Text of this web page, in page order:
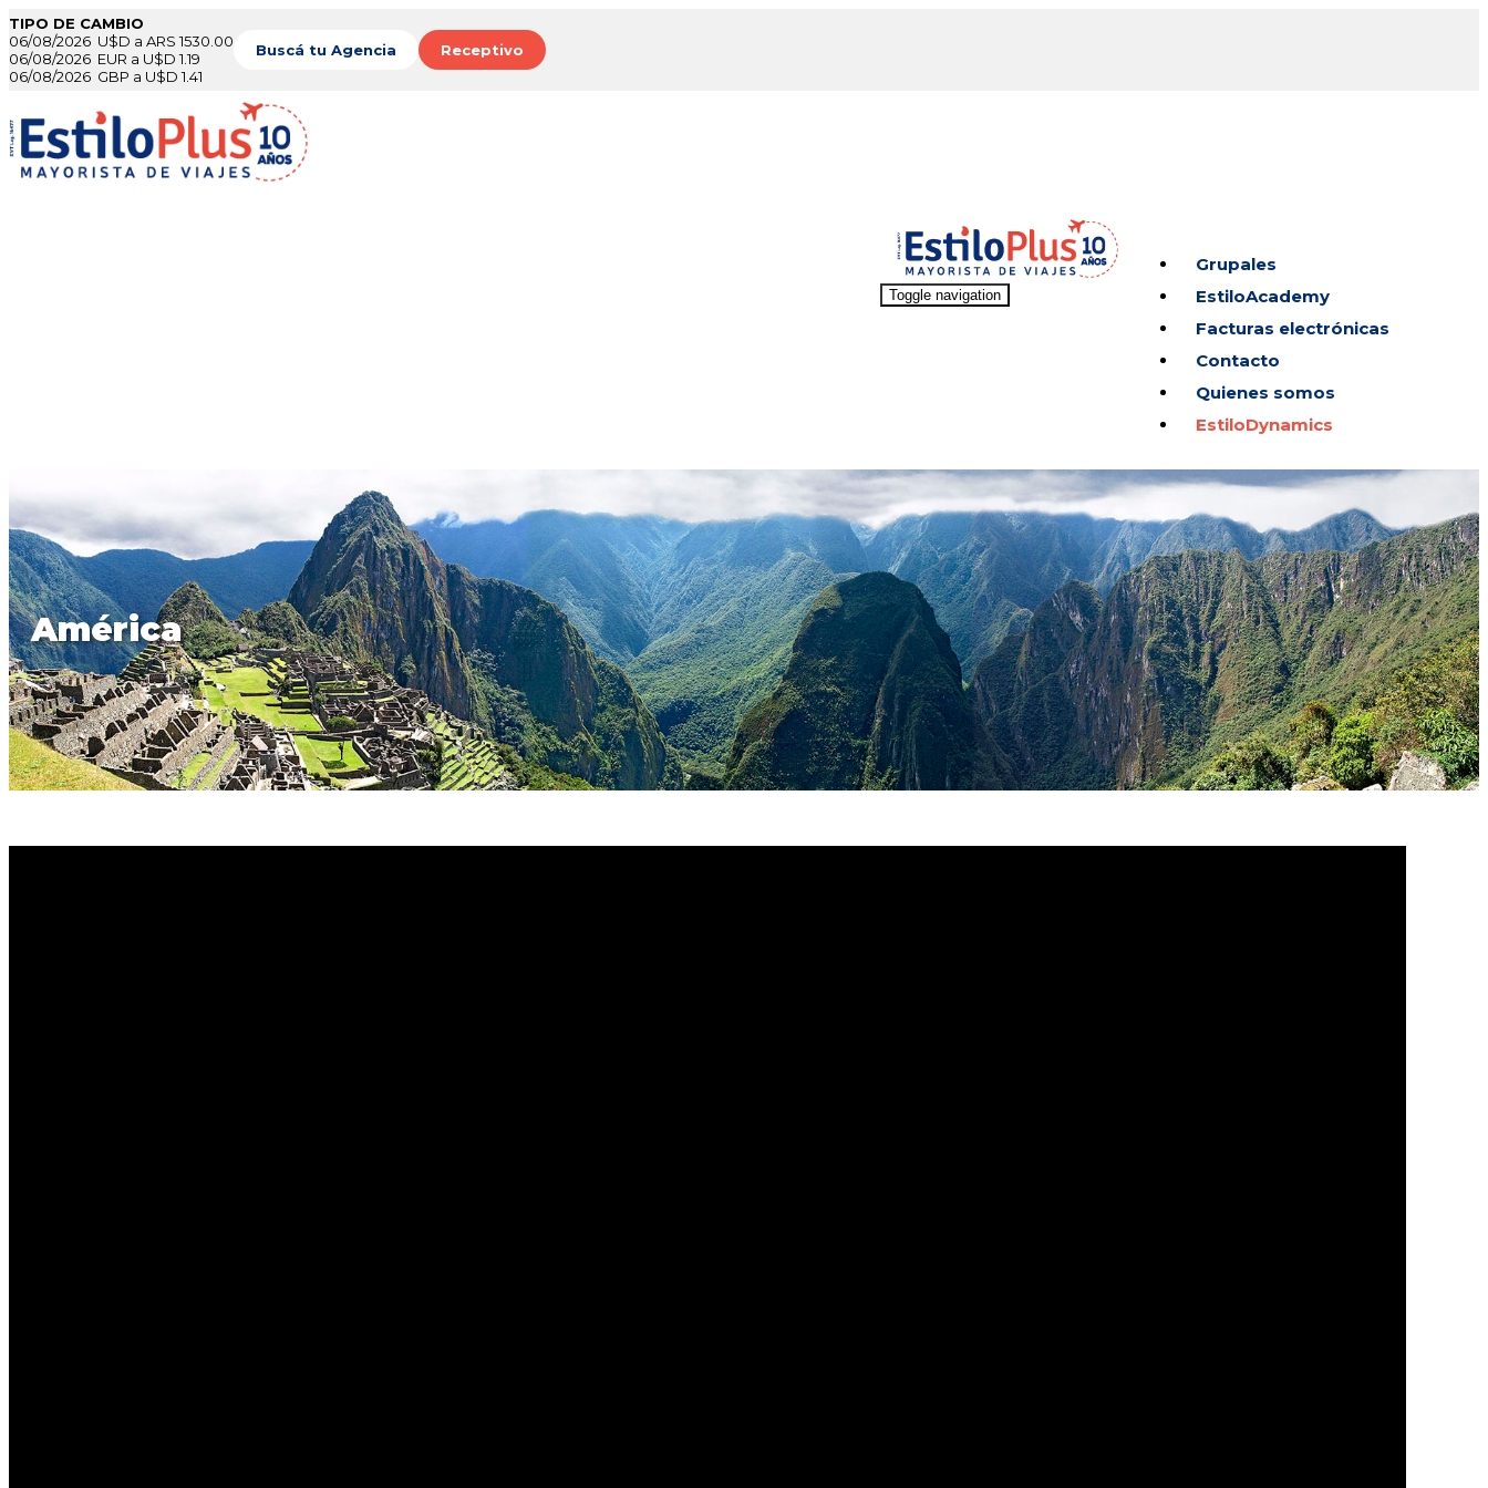
TIPO DE CAMBIO
06/08/2026 U$D a ARS 1530.00
06/08/2026 EUR a U$D 1.19
06/08/2026 GBP a U$D 1.41
Buscá tu Agencia Receptivo
Toggle navigation
Grupales
EstiloAcademy
Facturas electrónicas
Contacto
Quienes somos
EstiloDynamics
América